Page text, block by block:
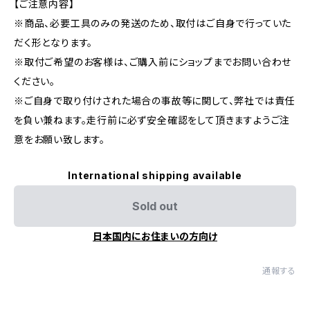
【ご注意内容】
※商品、必要工具のみの発送のため、取付はご自身で行っていた
だく形となります。
※取付ご希望のお客様は、ご購入前にショップまでお問い合わせ
ください。
※ご自身で取り付けされた場合の事故等に関して、弊社では責任
を負い兼ねます。走行前に必ず安全確認をして頂きますようご注
意をお願い致します。
International shipping available
Sold out
日本国内にお住まいの方向け
通報する